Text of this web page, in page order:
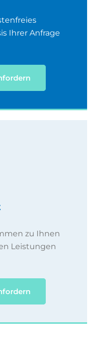
Ihrer Anfrage
zu Ihnen
Leistungen